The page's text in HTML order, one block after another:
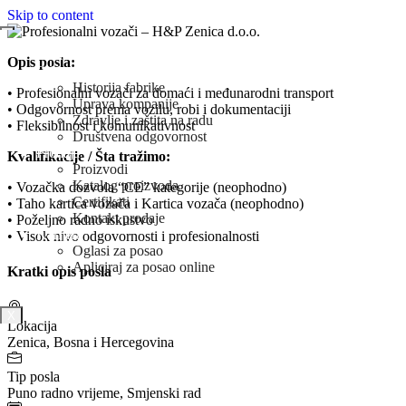
Skip to content
Naslovna
O Nama
Historija fabrike
Uprava kompanije
Zdravlje i zaštita na radu
Društvena odgovornost
Prodaja
Proizvodi
Katalog proizvoda
Certifikati
Kontakt prodaje
Karijera
Oglasi za posao
Apliciraj za posao online
Novosti
Opis posla:
• Profesionalni vozači za domaći i međunarodni transport
• Odgovornost prema vozilu, robi i dokumentaciji
• Fleksibilnost i komunikativnost
Kvalifikacije / Šta tražimo:
• Vozačka dozvola “CE” kategorije (neophodno)
• Taho kartica vozača i Kartica vozača (neophodno)
• Poželjno radno iskustvo
• Visok nivo odgovornosti i profesionalnosti
Kratki opis posla
Lokacija
Zenica, Bosna i Hercegovina
Tip posla
Puno radno vrijeme, Smjenski rad